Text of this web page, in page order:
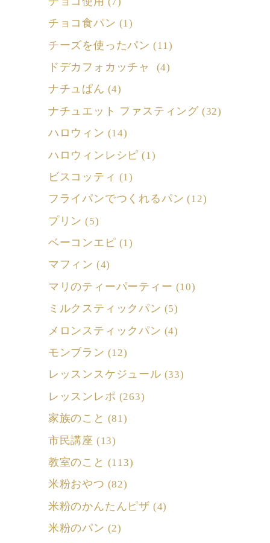
チョコ食パン (1)
チーズを使ったパン (11)
ドデカフォカッチャ (4)
ナチュぱん (4)
ナチュエット ファスティング (32)
ハロウィン (14)
ハロウィンレシピ (1)
ビスコッティ (1)
フライパンでつくれるパン (12)
プリン (5)
ベーコンエピ (1)
マフィン (4)
マリのティーパーティー (10)
ミルクスティックパン (5)
メロンスティックパン (4)
モンブラン (12)
レッスンスケジュール (33)
レッスンレポ (263)
家族のこと (81)
市民講座 (13)
教室のこと (113)
米粉おやつ (82)
米粉のかんたんピザ (4)
米粉のパン (2)